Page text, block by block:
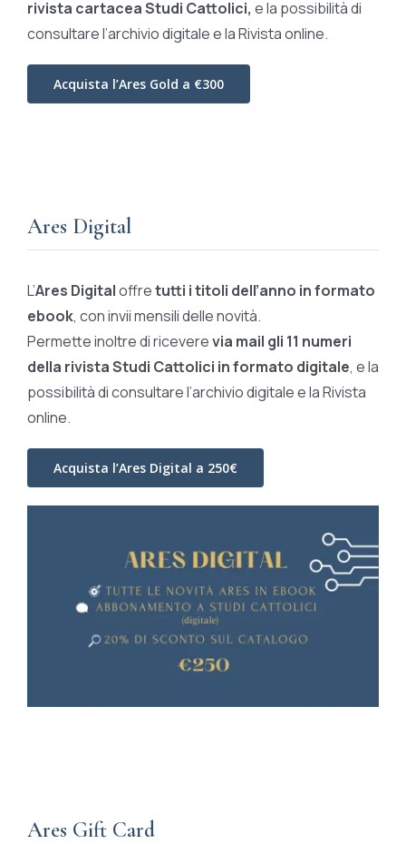
rivista cartacea Studi Cattolici, e la possibilità di
consultare l’archivio digitale e la Rivista online.
Acquista l’Ares Gold a €300
Ares Digital
L’Ares Digitaloffretutti i titoli dell’anno in formato
ebook, con invii mensili delle novità.
Permette inoltre di riceverevia mail gli 11 numeri
della rivista Studi Cattolici in formato digitale, e la
possibilità di consultare l’archivio digitale e la Rivista
online.
Acquista l’Ares Digital a 250€
Ares Gift Card